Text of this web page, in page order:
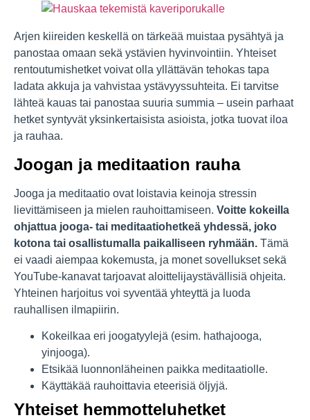
Arjen kiireiden keskellä on tärkeää muistaa pysähtyä ja
panostaa omaan sekä ystävien hyvinvointiin. Yhteiset
rentoutumishetket voivat olla yllättävän tehokas tapa
ladata akkuja ja vahvistaa ystävyyssuhteita. Ei tarvitse
lähteä kauas tai panostaa suuria summia – usein parhaat
hetket syntyvät yksinkertaisista asioista, jotka tuovat iloa
ja rauhaa.
Joogan ja meditaation rauha
Jooga ja meditaatio ovat loistavia keinoja stressin
lievittämiseen ja mielen rauhoittamiseen. Voitte kokeilla
ohjattua jooga- tai meditaatiohetkeä yhdessä, joko
kotona tai osallistumalla paikalliseen ryhmään. Tämä
ei vaadi aiempaa kokemusta, ja monet sovellukset sekä
YouTube-kanavat tarjoavat aloittelijaystävällisiä ohjeita.
Yhteinen harjoitus voi syventää yhteyttä ja luoda
rauhallisen ilmapiirin.
Kokeilkaa eri joogatyylejä (esim. hathajooga,
yinjooga).
Etsikää luonnonläheinen paikka meditaatiolle.
Käyttäkää rauhoittavia eteerisiä öljyjä.
Yhteiset hemmotteluhetket